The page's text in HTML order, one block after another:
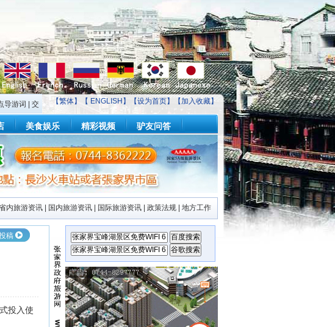
【繁体】【 ENGLISH 】【设为首页】【加入收藏】
导游词
交
美食娱乐 精彩视频 驴友问答
内旅游资讯 国内旅游资讯 国际旅游资讯 政策法规 地方工作
稿
投入使